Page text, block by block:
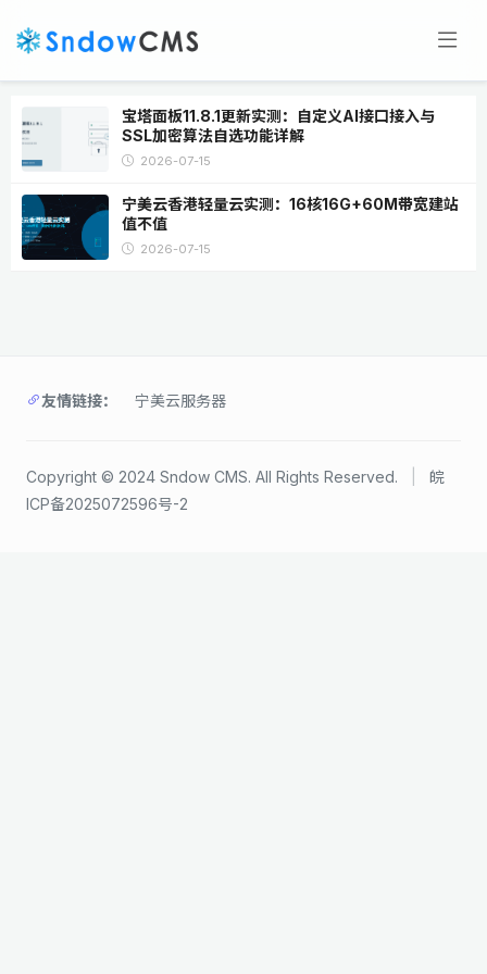
宝塔面板11.8.1更新实测：自定义AI接口接入与
SSL加密算法自选功能详解
2026-07-15
宁美云香港轻量云实测：16核16G+60M带宽建站
值不值
2026-07-15
友情链接： 宁美云服务器
Copyright © 2024 Sndow CMS. All Rights Reserved.
皖
ICP备2025072596号-2